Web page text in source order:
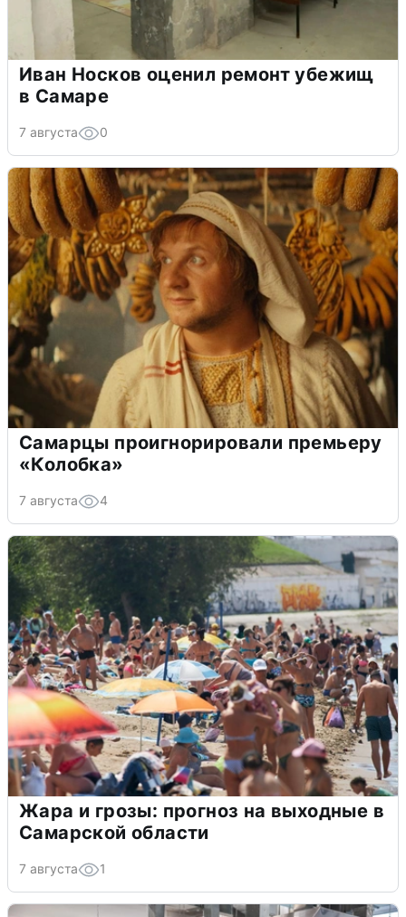
Иван Носков оценил ремонт убежищ
в Самаре
7 августа 0
Самарцы проигнорировали премьеру
«Колобка»
7 августа 4
Жара и грозы: прогноз на выходные в
Самарской области
7 августа 1